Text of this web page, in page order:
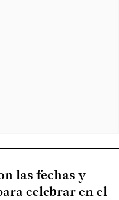
las fechas y
celebrar en el